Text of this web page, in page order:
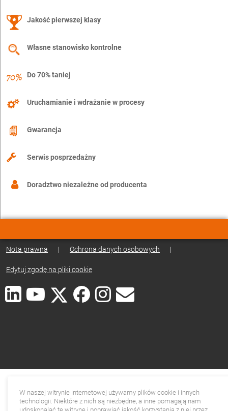
Jakość pierwszej klasy
Własne stanowisko kontrolne
Do 70% taniej
Uruchamianie i wdrażanie w procesy
Gwarancja
Serwis posprzedażny
Doradztwo niezależne od producenta
Nota prawna | Ochrona danych osobowych |
Edytuj zgodę na pliki cookie
W naszej witrynie internetowej używamy plików cookie i innych
technologii. Niektóre z nich są niezbędne, a inne pomagają nam